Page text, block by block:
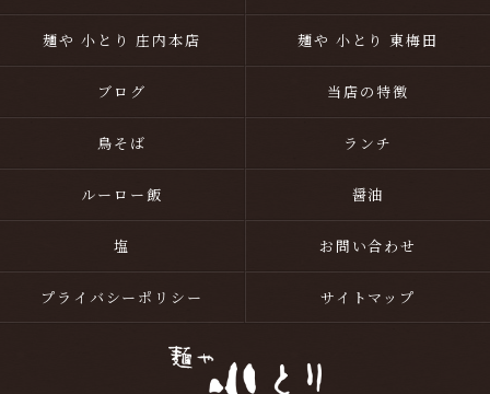
麺や 小とり 庄内本店 麺や 小とり 東梅田
ブログ 当店の特徴
鳥そば ランチ
ルーロー飯 醤油
塩 お問い合わせ
プライバシーポリシー サイトマップ